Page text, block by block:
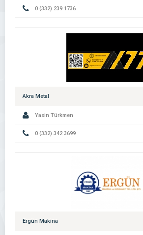
0 (332) 239 1736
Akra Metal
Yasin Türkmen
0 (332) 342 3699
Ergün Makina